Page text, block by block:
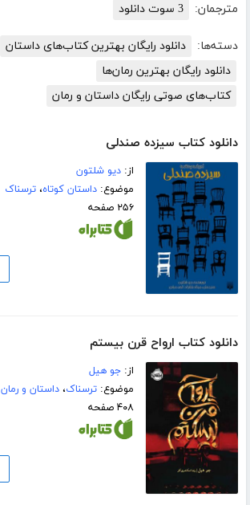
مترجمان: 3 سوت دانلود
دسته‌ها:
دانلود رایگان بهترین کتاب‌های داستان
دانلود رایگان بهترین رمان‌ها
کتاب‌های صوتی رایگان داستان و رمان
دانلود کتاب سیزده صندلی
از:دیو شلتون
موضوع:داستان کوتاه،ترسناک
۲۵۶ صفحه
دانلود کتاب ارواح قرن بیستم
از:جو ھیل
موضوع:ترسناک،داستان و رمان
۴۰۸ صفحه